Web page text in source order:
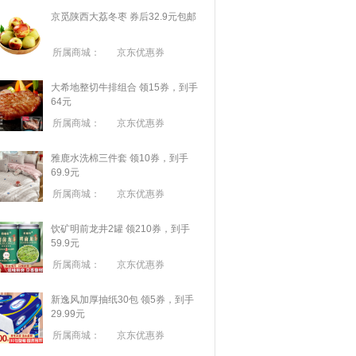
京觅陕西大荔冬枣 券后32.9元包邮
所属商城： 京东优惠券
大希地整切牛排组合 领15券，到手
64元
所属商城：
京东优惠券
雅鹿水洗棉三件套 领10券，到手
69.9元
所属商城：
京东优惠券
饮矿明前龙井2罐 领210券，到手
59.9元
所属商城：
京东优惠券
新逸风加厚抽纸30包 领5券，到手
29.99元
所属商城：
京东优惠券